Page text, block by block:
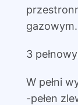
gazowym.
3
W pełni
-pełen